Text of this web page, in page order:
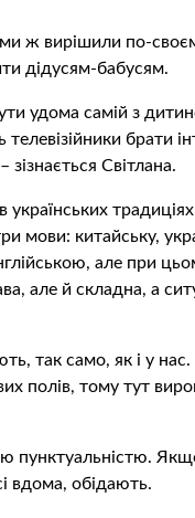
ми ж вирішили по-
дідусям-бабусям.
удома самій з
брати
Світлана.
мови: китайську,
але при
але й складна, а
так само, як і у нас.
полів, тому тут
пунктуальністю.
вдома, обідають.